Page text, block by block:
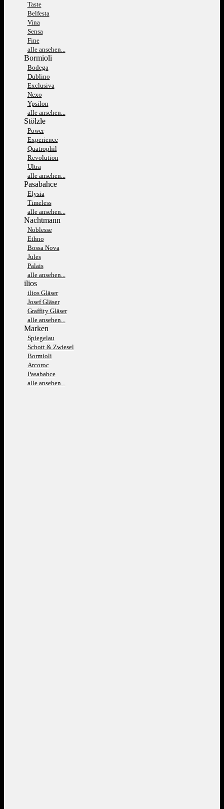
Taste
Belfesta
Vina
Sensa
Fine
alle ansehen...
Bormioli
Bodega
Dublino
Exclusiva
Nexo
Ypsilon
alle ansehen...
Stölzle
Power
Experience
Quatrophil
Revolution
Ultra
alle ansehen...
Pasabahce
Elysia
Timeless
alle ansehen...
Nachtmann
Noblesse
Ethno
Bossa Nova
Jules
Palais
alle ansehen...
ilios
ilios Gläser
Josef Gläser
Graffity Gläser
alle ansehen...
Marken
Spiegelau
Schott & Zwiesel
Bormioli
Arcoroc
Pasabahce
alle ansehen...